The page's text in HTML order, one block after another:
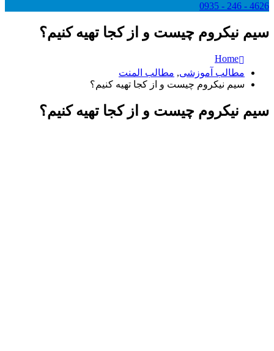
4626 - 246 - 0935
سیم نیکروم چیست و از کجا تهیه کنیم؟
Home
مطالب آموزشی, مطالب المنت
سیم نیکروم چیست و از کجا تهیه کنیم؟
سیم نیکروم چیست و از کجا تهیه کنیم؟